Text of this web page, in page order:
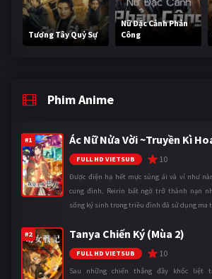
Tương Tây Quỷ Sự
Nữ Đặc Cảnh Phản
Công
Phim Anime
#1 Ác Nữ Nửa Vời ~Truyền Kì
FULL HD VIETSUB 10
Được điện hạ hết mực sủng ái và ví như
cung đình, Reirin bất ngờ trở thành nạn
sống ký sinh trong triều đình đã sử dụng ma
#2 Tanya Chiến Ký (Mùa 2)
FULL HD VIETSUB 10
Sau những chiến thắng đầy khốc liệt